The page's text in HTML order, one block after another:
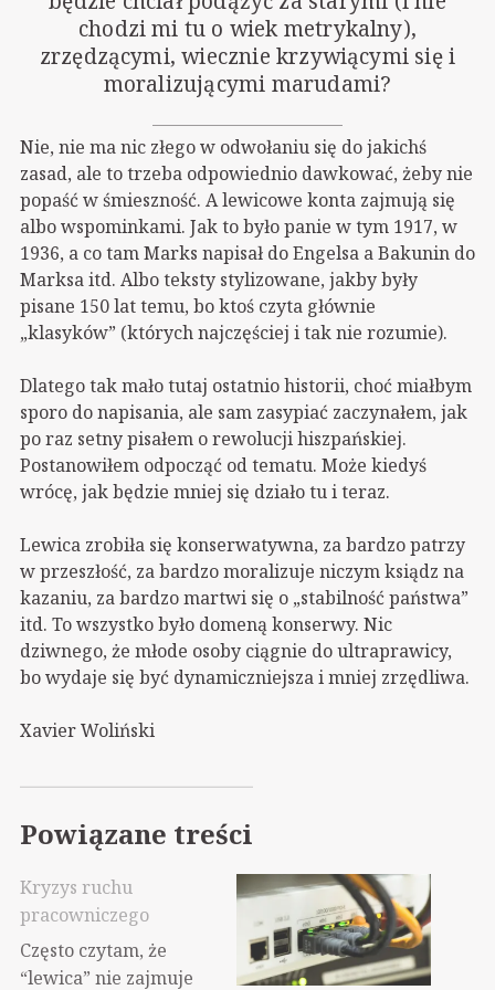
chodzi mi tu o wiek metrykalny),
zrzędzącymi, wiecznie krzywiącymi się i
moralizującymi marudami?
Nie, nie ma nic złego w odwołaniu się do jakichś
zasad, ale to trzeba odpowiednio dawkować, żeby nie
popaść w śmieszność. A lewicowe konta zajmują się
albo wspominkami. Jak to było panie w tym 1917, w
1936, a co tam Marks napisał do Engelsa a Bakunin do
Marksa itd. Albo teksty stylizowane, jakby były
pisane 150 lat temu, bo ktoś czyta głównie
„klasyków” (których najczęściej i tak nie rozumie).
Dlatego tak mało tutaj ostatnio historii, choć miałbym
sporo do napisania, ale sam zasypiać zaczynałem, jak
po raz setny pisałem o rewolucji hiszpańskiej.
Postanowiłem odpocząć od tematu. Może kiedyś
wrócę, jak będzie mniej się działo tu i teraz.
Lewica zrobiła się konserwatywna, za bardzo patrzy
w przeszłość, za bardzo moralizuje niczym ksiądz na
kazaniu, za bardzo martwi się o „stabilność państwa”
itd. To wszystko było domeną konserwy. Nic
dziwnego, że młode osoby ciągnie do ultraprawicy,
bo wydaje się być dynamiczniejsza i mniej zrzędliwa.
Xavier Woliński
Powiązane treści
Kryzys ruchu
pracowniczego
Często czytam, że
“lewica” nie zajmuje